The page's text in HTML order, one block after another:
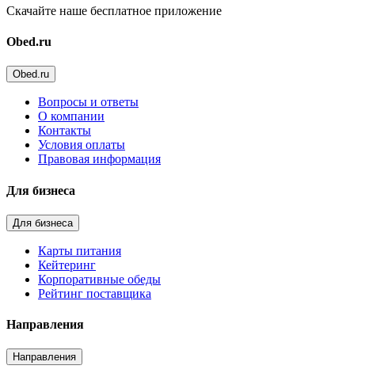
Скачайте наше бесплатное приложение
Obed.ru
Obed.ru
Вопросы и ответы
О компании
Контакты
Условия оплаты
Правовая информация
Для бизнеса
Для бизнеса
Карты питания
Кейтеринг
Корпоративные обеды
Рейтинг поставщика
Направления
Направления